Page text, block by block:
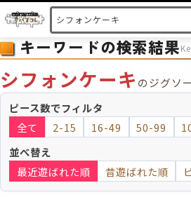
HOME 会員登録
ヘルプ
ピース数 2～15 16～49
モザイク モザイクのみ
キーワードの検索結果
シフォンケーキ のジグソ
ピース数でフィルタ
全て
2-15 16-49 50-99
並べ替え
最近遊ばれた順
昔遊ばれた順